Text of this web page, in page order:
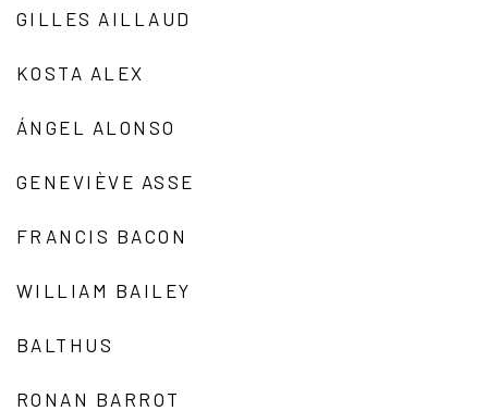
GILLES AILLAUD
KOSTA ALEX
ÁNGEL ALONSO
GENEVIÈVE ASSE
FRANCIS BACON
WILLIAM BAILEY
BALTHUS
RONAN BARROT